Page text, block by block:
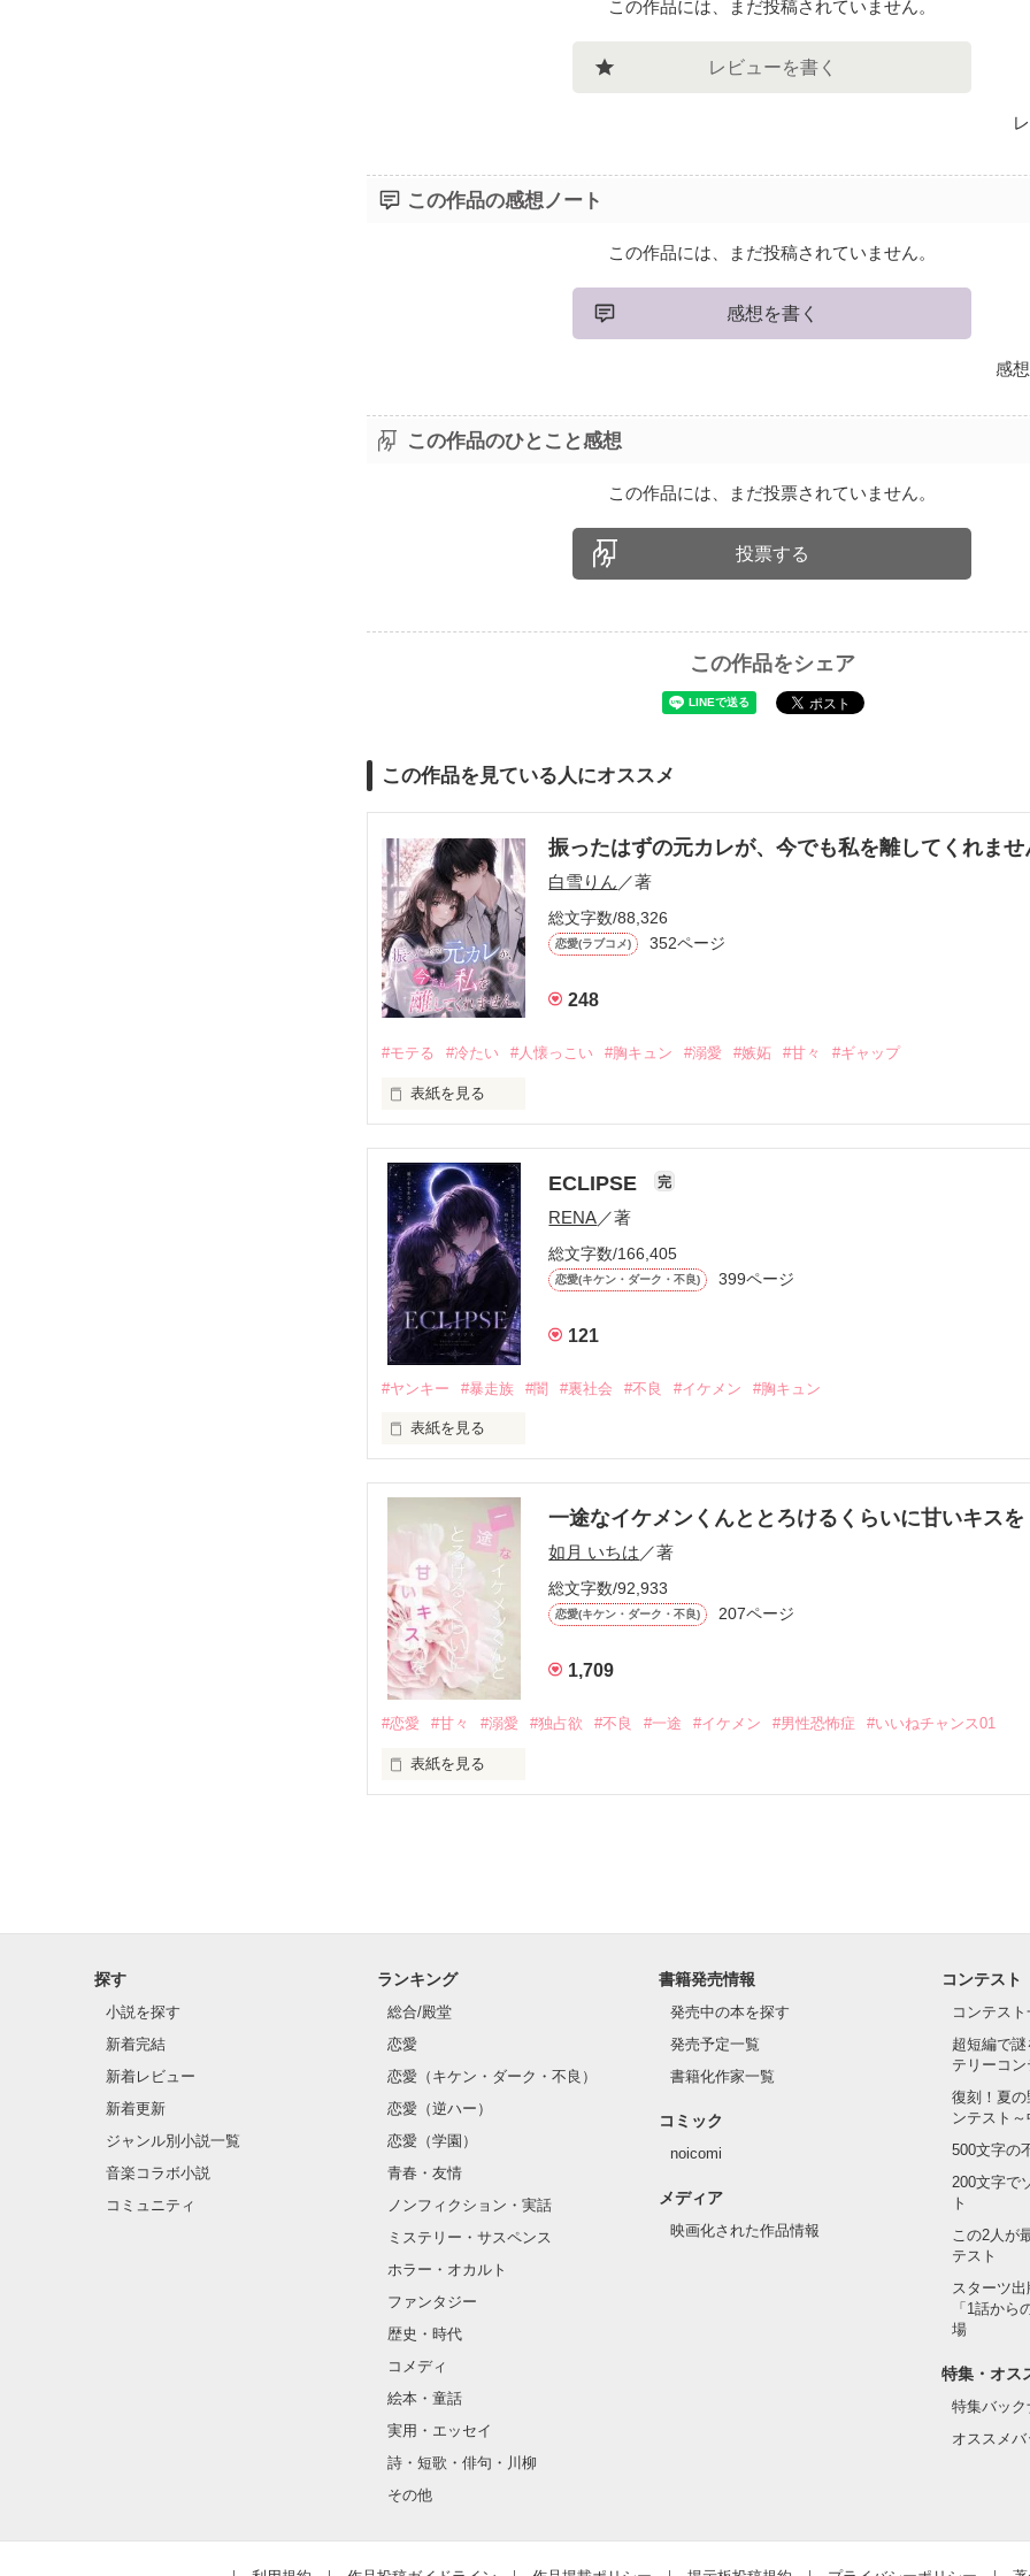
この作品には、まだ投稿されていません。
レビューを書く
この作品の感想ノート
この作品には、まだ投稿されていません。
感想を書く
感
この作品のひとこと感想
この作品には、まだ投票されていません。
投票する
この作品をシェア
この作品を見ている人にオススメ
振ったはずの元カレが、今でも私を離してくれま
白雪りん ／著
総文字数/88,326
恋愛(ラブコメ) 352ページ
248
#モテる #冷たい #人懐っこい #胸キュン #溺愛 #嫉妬 #甘々 #ギャップ
表紙を見る
モテる人を好きになるのが怖かった。
だから私は、中学時代に大好きだった彼を自分から振った。
もう会うことはないと思っていたのに、
高校生になって再会した彼は、隣の学校で”王子様”と呼ばれる人気者になっていた。
他の女の子には冷たいのに
「澪ちゃん。」
それは止まっていた恋が再び動き始める合図──。
✨.ﾟ･*..☆.｡.:*✨.☆.｡.:. *:ﾟ✨.ﾟ･*..☆.｡.:*✨
人見知りだけど優しい無自覚だけどモテる
冴木澪-SaekiMio
×
基本女子に冷たいのに澪にはわんこ男子になる
篠宮光-ShinomiyaHikaru
✨.ﾟ･*..☆.｡.:*✨.☆.｡.:. *:ﾟ✨.ﾟ･*..☆.｡.:*✨
ECLIPSE 完
RENA／著
総文字数/166,405
恋愛(キケン・ダーク・不良) 399ページ
121
#ヤンキー #暴走族 #闇 #裏社会 #不良 #イケメン #胸キュン
表紙を見る
一途なイケメンくんととろけるくらいに甘いキスを
如月 いちは／著
総文字数/92,933
恋愛(キケン・ダーク・不良) 207ページ
1,709
#恋愛 #甘々 #溺愛 #独占欲 #不良 #一途 #イケメン #男性恐怖症 #いいねチャンス01
表紙を見る
クラス替えをして隣の席になったのは────
金髪に近い明るい髪色
片耳には琥珀色のピアス
ほとんど笑顔なんて見せたことがなくてぶっきらぼう
そんな性格と見た目のせいで学校中のみんなから
怖くて近づいてはいけない人だと思っていたのに
「なんかあったら連絡して。すぐ助けに行く」
噂や見た目とは違って、私にはすごく優しい
探す
小説を探す
新着完結
新着レビュー
新着更新
ジャンル別小説一覧
音楽コラボ小説
コミュニティ
ランキング
総合/殿堂
恋愛
恋愛（キケン・ダーク・不良）
恋愛（逆ハー）
恋愛（学園）
青春・友情
ノンフィクション・実話
ミステリー・サスペンス
ホラー・オカルト
ファンタジー
歴史・時代
コメディ
絵本・童話
実用・エッセイ
詩・短歌・俳句・川柳
その他
書籍発売情報
発売中の本を探す
発売予定一覧
書籍化作家一覧
コミック
noicomi
メディア
映画化された作品情報
コンテスト
コンテス
超短編で
テリーコ
復刻！夏
ンテスト
500文字の
200文字で
ト
この2人が
テスト
スターツ
「1話から
場
特集・オス
特集バッ
オススメ